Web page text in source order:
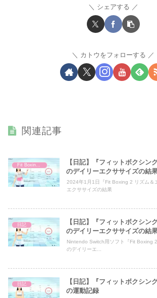
シェアする
カトウをフォローする
関連記事
【日記】『フィットボクシン
のデイリーエクササイズの結
2024年1月1日『Fit Boxing 2 リズム＆
エクササイズの結果
日記
【日記】『フィットボクシン
のデイリーエクササイズの結
Nintendo Switch用ソフト『Fit Boxing 2
のデイリーエ...
日記
【日記】『フィットボクシン
の運動記録